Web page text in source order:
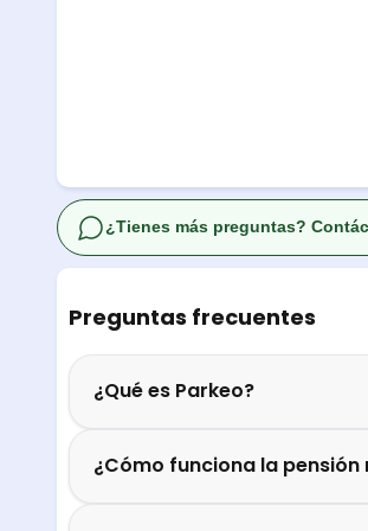
Preguntas frecuentes
¿Qué es Parkeo?
¿Cómo funciona la pensión
¿Tienes más preguntas?